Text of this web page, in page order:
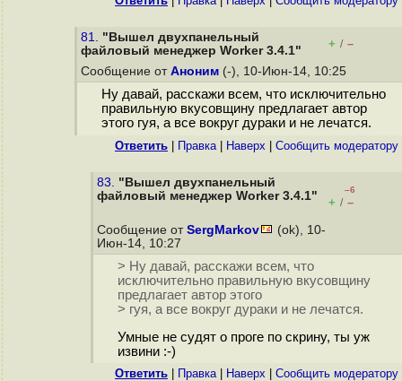
81. "Вышел двухпанельный
файловый менеджер Worker 3.4.1"
+ / –
Сообщение от Аноним (-), 10-Июн-14, 10:25
Ну давай, расскажи всем, что исключительно
правильную вкусовщину предлагает автор
этого гуя, а все вокруг дураки и не лечатся.
Ответить Правка| Наверх Cообщить модератору
83. "Вышел двухпанельный
файловый менеджер Worker 3.4.1"
–6
+ / –
Сообщение от SergMarkov
(ok), 10-
Июн-14, 10:27
> Ну давай, расскажи всем, что
исключительно правильную вкусовщину
предлагает автор этого
> гуя, а все вокруг дураки и не лечатся.
Умные не судят о проге по скрину, ты уж
извини :-)
Ответить Правка| Наверх Cообщить модератору